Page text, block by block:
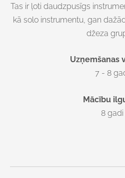
Tas ir ļoti daudzpusīgs
kā solo instrumentu, gan
džeza
Uzņemšanas
7 - 8
Mācību
8 gadi